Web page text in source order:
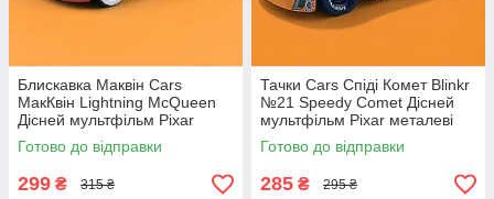
Блискавка Маквін Cars
МакКвін Lightning McQueen
Дісней мультфільм Pixar
металеві машинки
Готово до відправки
299 ₴ 315 ₴
Тачки Cars Спіді Комет Blinkr
№21 Speedy Comet Дісней
мультфільм Pixar металеві
машинки
Готово до відправки
285 ₴ 295 ₴